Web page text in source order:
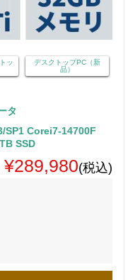
ッ
デスクトップPC（新
品）
タ
SP1 Corei7-14700F
SSD
¥289,980(税込)